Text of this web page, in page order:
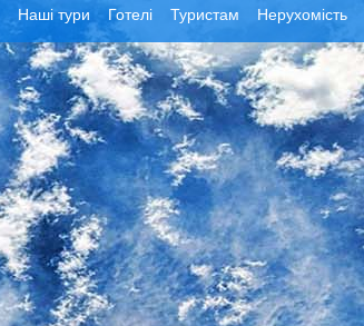
Наші тури Готелі Туристам Нерухомість